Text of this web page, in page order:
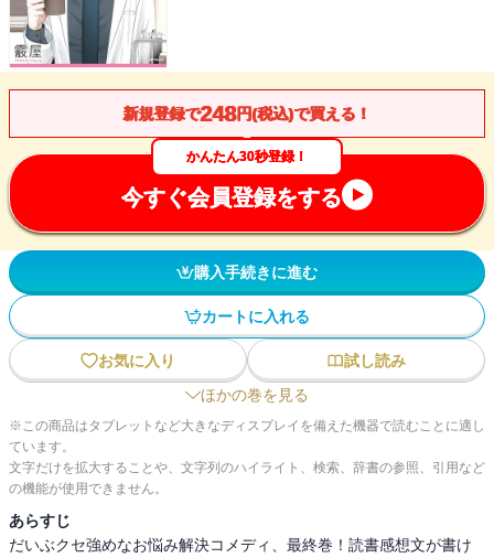
新規登録で248円(税込)で買える！
かんたん30秒登録！
今すぐ会員登録をする
購入手続きに進む
カートに入れる
お気に入り
試し読み
ほかの巻を見る
※この商品はタブレットなど大きなディスプレイを備えた機器で読むことに適し
ています。
文字だけを拡大することや、文字列のハイライト、検索、辞書の参照、引用など
の機能が使用できません。
あらすじ
だいぶクセ強めなお悩み解決コメディ、最終巻！読書感想文が書け